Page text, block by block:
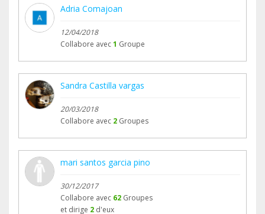
Adria Comajoan
12/04/2018
Collabore avec1 Groupe
Sandra Castilla vargas
20/03/2018
Collabore avec 2 Groupes
mari santos garcia pino
30/12/2017
Collabore avec 62 Groupes
et dirige 2 d'eux